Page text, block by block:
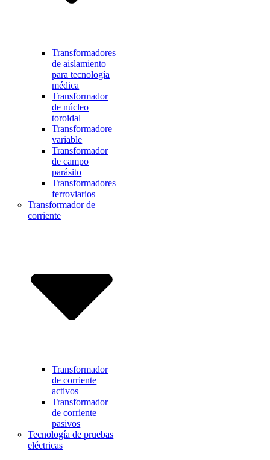
Transformadores
de aislamiento
para tecnología
médica
Transformador
de núcleo
toroidal
Transformadore
variable
Transformador
de campo
parásito
Transformadores
ferroviarios
Transformador de
corriente
Transformador
de corriente
activos
Transformador
de corriente
pasivos
Tecnología de pruebas
eléctricas